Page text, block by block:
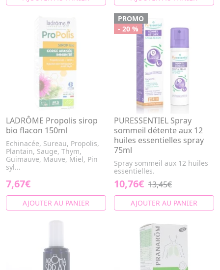
LADRÔME Propolis sirop
bio flacon 150ml
Echinacée, Sureau, Propolis,
Plantain, Sauge, Thym,
Guimauve, Mauve, Miel, Pin
syl...
7,67€
AJOUTER AU PANIER
PROMO
- 20 %
PURESSENTIEL Spray
sommeil détente aux 12
huiles essentielles spray
75ml
Spray sommeil aux 12 huiles
essentielles.
10,76€ 13,45€
AJOUTER AU PANIER